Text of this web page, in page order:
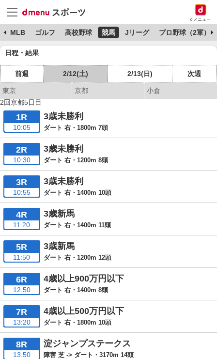
dメニュー
MLB ゴルフ 高校野球 競馬 Jリーグ プロ野球（2軍）
日程・結果
前週 2/12(土) 2/13(日) 次週
東京 京都
小倉
2回京都5日目
1R
10:05
3歳未勝利
ダート 右・1800m 7頭
2R
10:30
3歳未勝利
ダート 右・1200m 8頭
3R
10:55
3歳未勝利
ダート 右・1400m 10頭
4R
11:20
3歳新馬
ダート 右・1400m 11頭
5R
11:50
3歳新馬
ダート 右・1200m 12頭
6R
12:50
4歳以上900万円以下
ダート 右・1400m 8頭
7R
13:20
4歳以上500万円以下
ダート 右・1800m 10頭
8R
13:50
淀ジャンプステークス
障害 芝 -> ダート・3170m 14頭